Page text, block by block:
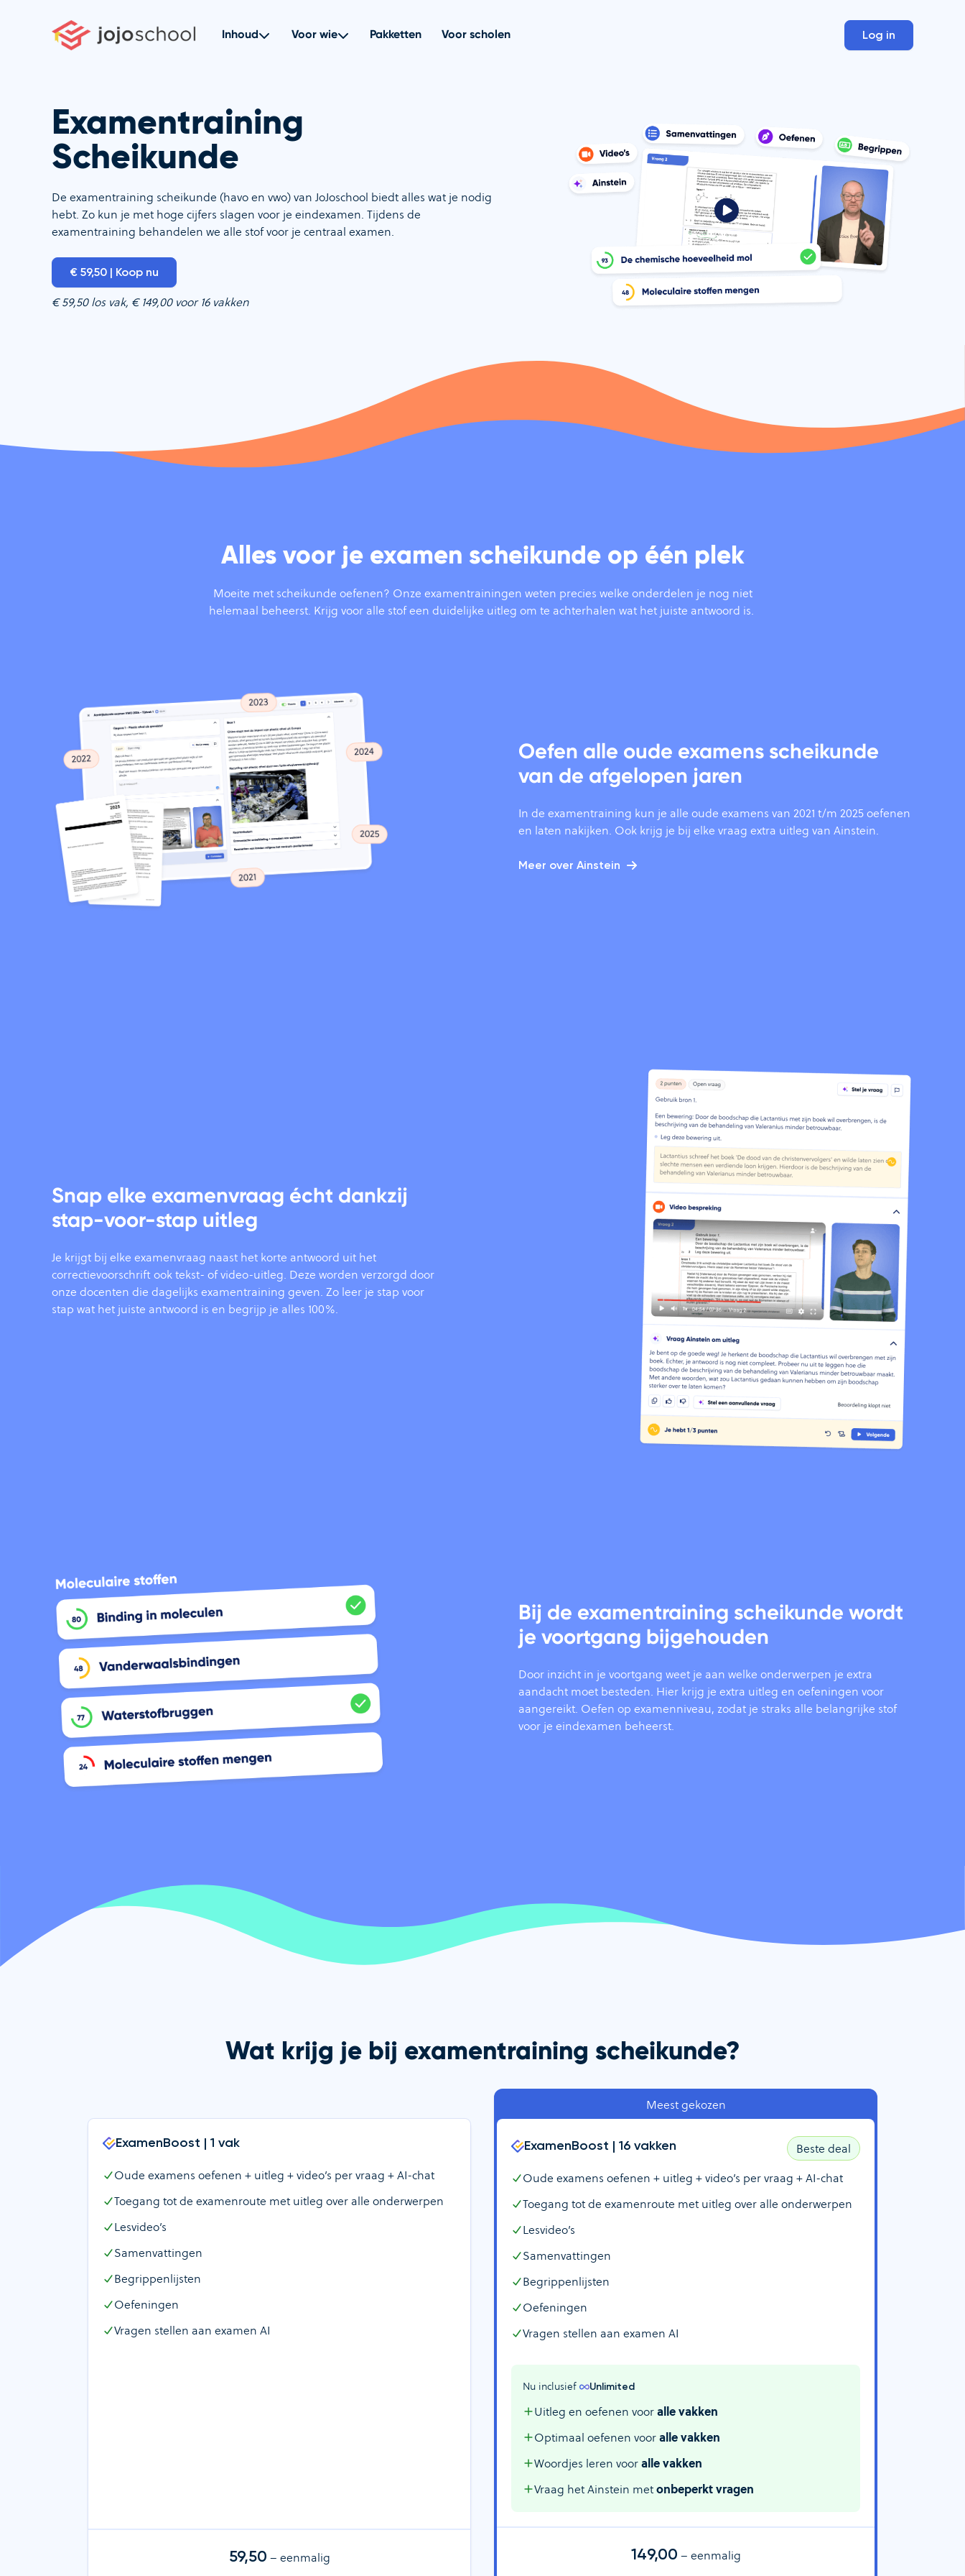
Inhoud Voor wie Pakketten Voor scholen Log in
Examentraining
Scheikunde
De examentraining scheikunde (havo en vwo) van JoJoschool biedt alles wat je nodig
hebt. Zo kun je met hoge cijfers slagen voor je eindexamen. Tijdens de
examentraining behandelen we alle stof voor je centraal examen.
€ 59,50 | Koop nu
€ 59,50 los vak, € 149,00 voor 16 vakken
Alles voor je examen scheikunde op één plek
Moeite met scheikunde oefenen? Onze examentrainingen weten precies welke onderdelen je nog niet
helemaal beheerst. Krijg voor alle stof een duidelijke uitleg om te achterhalen wat het juiste antwoord is.
Oefen alle oude examens scheikunde
van de afgelopen jaren
In de examentraining kun je alle oude examens van 2021 t/m 2025 oefenen
en laten nakijken. Ook krijg je bij elke vraag extra uitleg van Ainstein.
Meer over Ainstein
Snap elke examenvraag écht dankzij
stap-voor-stap uitleg
Je krijgt bij elke examenvraag naast het korte antwoord uit het
correctievoorschrift ook tekst- of video-uitleg. Deze worden verzorgd door
onze docenten die dagelijks examentraining geven. Zo leer je stap voor
stap wat het juiste antwoord is en begrijp je alles 100%.
Bij de examentraining scheikunde wordt
je voortgang bijgehouden
Door inzicht in je voortgang weet je aan welke onderwerpen je extra
aandacht moet besteden. Hier krijg je extra uitleg en oefeningen voor
aangereikt. Oefen op examenniveau, zodat je straks alle belangrijke stof
voor je eindexamen beheerst.
Wat krijg je bij examentraining scheikunde?
ExamenBoost | 1 vak
Oude examens oefenen + uitleg + video’s per vraag + AI-chat
Toegang tot de examenroute met uitleg over alle onderwerpen
Lesvideo’s
Samenvattingen
Begrippenlijsten
Oefeningen
Vragen stellen aan examen AI
59,50 – eenmalig
Meest gekozen
ExamenBoost | 16 vakken
Beste deal
Oude examens oefenen + uitleg + video’s per vraag + AI-chat
Toegang tot de examenroute met uitleg over alle onderwerpen
Lesvideo’s
Samenvattingen
Begrippenlijsten
Oefeningen
Vragen stellen aan examen AI
Nu inclusief Unlimited
Uitleg en oefenen vooralle vakken
Optimaal oefenen vooralle vakken
Woordjes leren vooralle vakken
Vraag het Ainstein metonbeperkt vragen
149,00 – eenmalig